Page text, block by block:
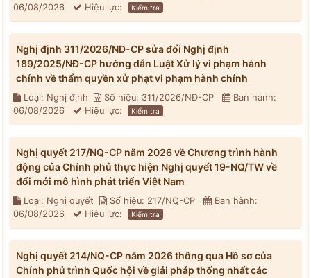
06/08/2026
Hiệu lực: Kiểm tra
Nghị định 311/2026/NĐ-CP sửa đổi Nghị định
189/2025/NĐ-CP hướng dẫn Luật Xử lý vi phạm hành
chính về thẩm quyền xử phạt vi phạm hành chính
Loại: Nghị định Số hiệu: 311/2026/NĐ-CP
Ban hành:
06/08/2026
Hiệu lực: Kiểm tra
Nghị quyết 217/NQ-CP năm 2026 về Chương trình hành
động của Chính phủ thực hiện Nghị quyết 19-NQ/TW về
đổi mới mô hình phát triển Việt Nam
Loại: Nghị quyết Số hiệu: 217/NQ-CP
Ban hành:
06/08/2026
Hiệu lực: Kiểm tra
Nghị quyết 214/NQ-CP năm 2026 thông qua Hồ sơ của
Chính phủ trình Quốc hội về giải pháp thống nhất các